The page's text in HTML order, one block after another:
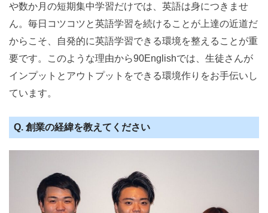
や数か月の短期集中学習だけでは、英語は身につきませ
ん。毎日コツコツと英語学習を続けることが上達の近道だ
からこそ、自発的に英語学習できる環境を整えることが重
要です。このような理由から90Englishでは、生徒さんが
インプットとアウトプットをできる環境作りをお手伝いし
ています。
Q. 創業の経緯を教えてください